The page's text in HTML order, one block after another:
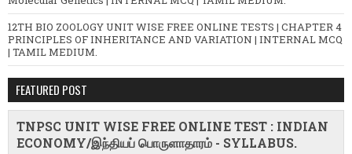
12TH BIO ZOOLOGY UNIT WISE FREE ONLINE TESTS | CHAPTER 4
PRINCIPLES OF INHERITANCE AND VARIATION | INTERNAL MCQ
| TAMIL MEDIUM.
FEATURED POST
TNPSC UNIT WISE FREE ONLINE TEST : INDIAN
ECONOMY/இந்தியப் பொருளாதாரம் - SYLLABUS.